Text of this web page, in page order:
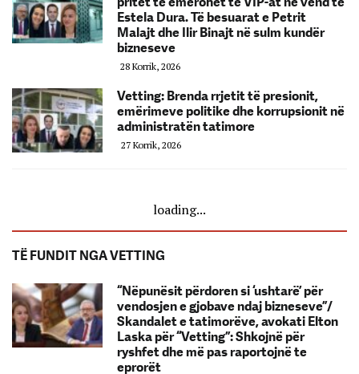
Estela Dura. Të besuarat e Petrit
Malajt dhe Ilir Binajt në sulm kundër
bizneseve
28 Korrik, 2026
Vetting: Brenda rrjetit të presionit,
emërimeve politike dhe korrupsionit në
administratën tatimore
27 Korrik, 2026
loading...
TË FUNDIT NGA VETTING
“Nëpunësit përdoren si ‘ushtarë’ për
vendosjen e gjobave ndaj bizneseve”/
Skandalet e tatimorëve, avokati Elton
Laska për “Vetting”: Shkojnë për
ryshfet dhe më pas raportojnë te
eprorët